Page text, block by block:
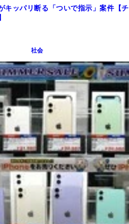
キッパリ断る「ついで指示」案件【チ
社会